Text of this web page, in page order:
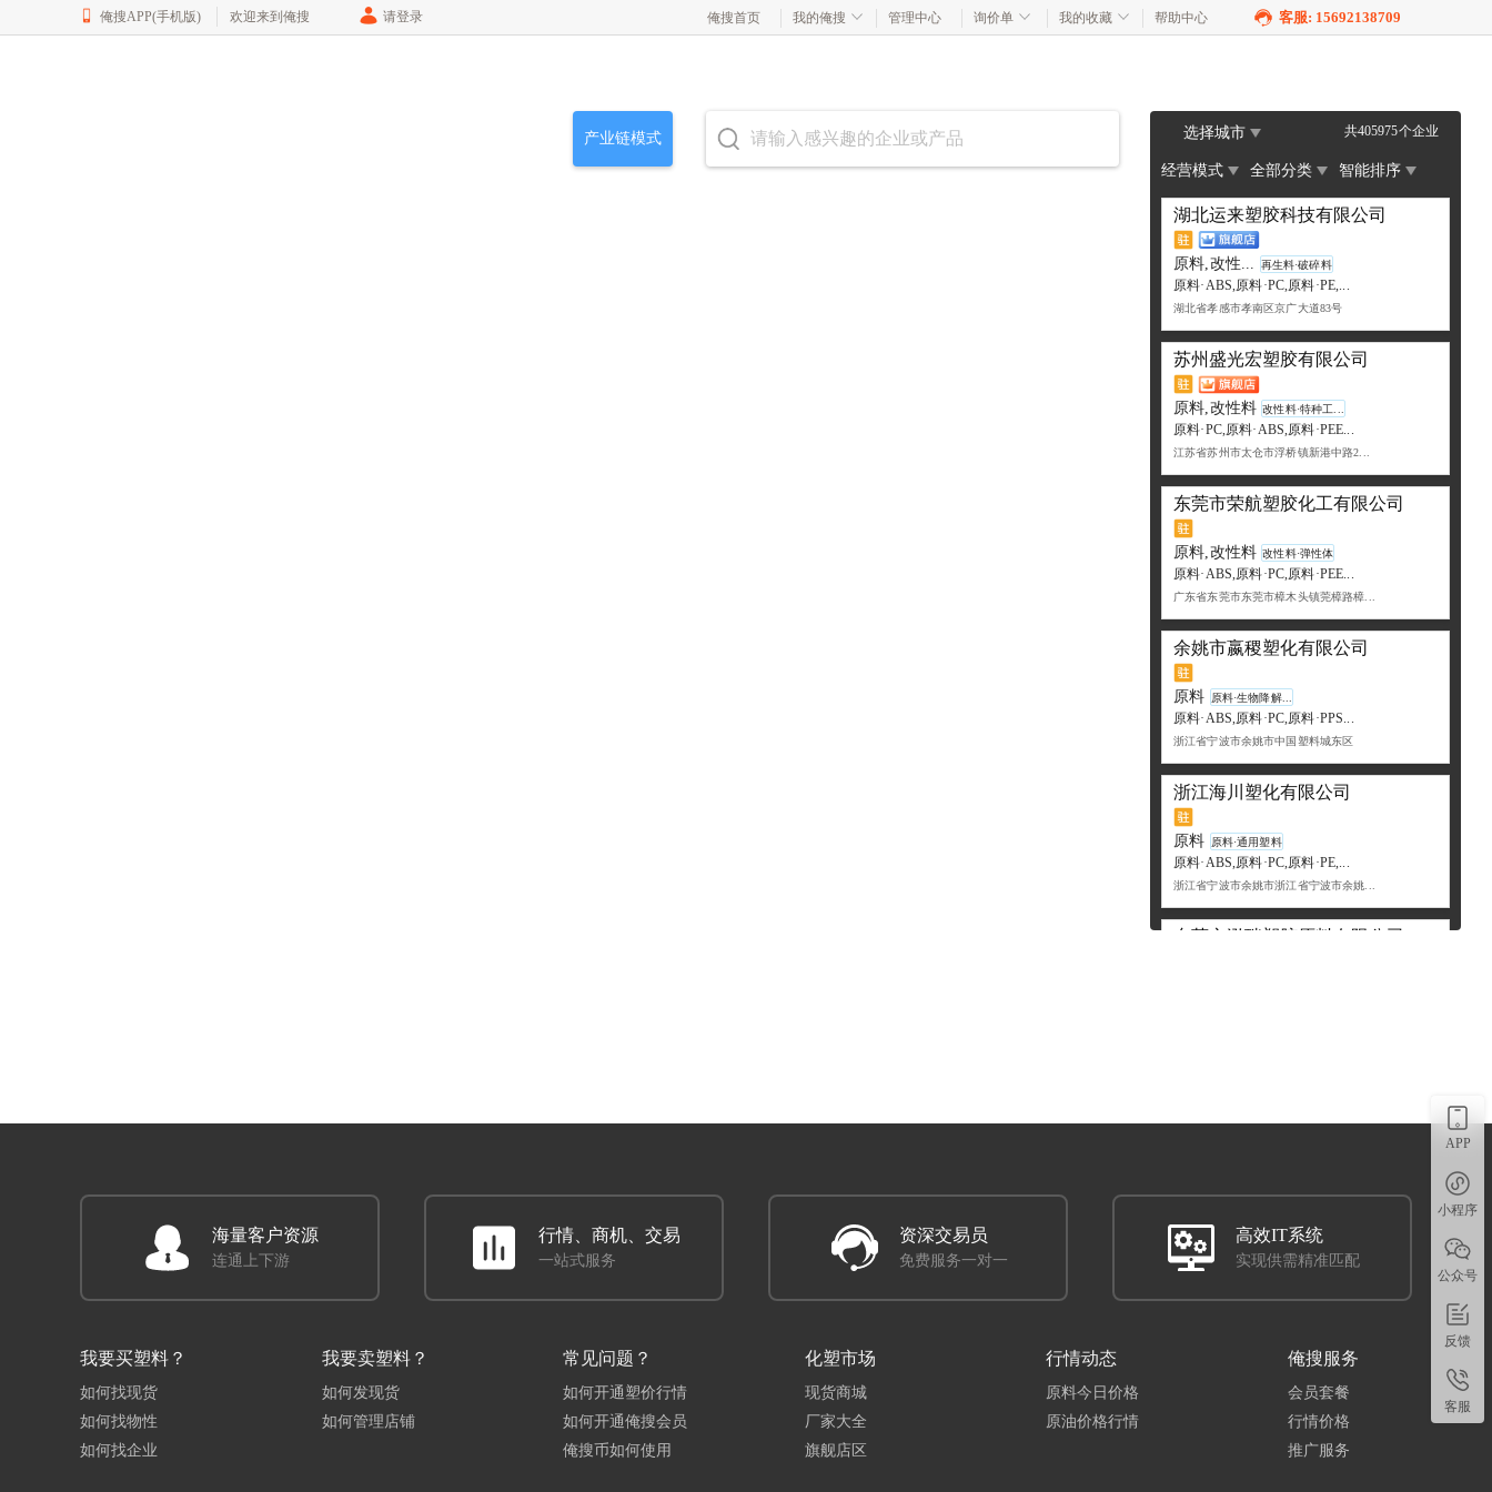
俺搜APP(手机版) 欢迎来到俺搜 请登录 俺搜首页 我的俺搜 管理中心 询价单 我的收藏 帮助中心 客服: 15692138709
产业链模式 选择城市 共405975个企业
经营模式 全部分类 智能排序
湖北运来塑胶科技有限公司
原料,改性... 再生料·破碎料
原料·ABS,原料·PC,原料·PE,...
湖北省孝感市孝南区京广大道83号
苏州盛光宏塑胶有限公司
原料,改性料 改性料·特种工...
原料·PC,原料·ABS,原料·PEE...
江苏省苏州市太仓市浮桥镇新港中路2...
东莞市荣航塑胶化工有限公司
原料,改性料 改性料·弹性体
原料·ABS,原料·PC,原料·PEE...
广东省东莞市东莞市樟木头镇莞樟路樟...
余姚市嬴稷塑化有限公司
原料 原料·生物降解...
原料·ABS,原料·PC,原料·PPS...
浙江省宁波市余姚市中国塑料城东区
浙江海川塑化有限公司
原料 原料·通用塑料
原料·ABS,原料·PC,原料·PE,...
浙江省宁波市余姚市浙江省宁波市余姚...
东莞市泓瑞塑胶原料有限公司
余姚市双和盛塑化有限公司
原料,改性...
改性料·PES,原料·PC,原料·AB...
东莞市华钻塑胶原料有限公司
改性料·通用塑料
再生料·通用塑料,改性料·PP
APP
小程序
公众号
反馈
客服
海量客户资源
连通上下游
行情、商机、交易
一站式服务
资深交易员
免费服务一对一
高效IT系统
实现供需精准匹配
我要买塑料？
如何找现货
如何找物性
如何找企业
我要卖塑料？
如何发现货
如何管理店铺
常见问题？
如何开通塑价行情
如何开通俺搜会员
俺搜币如何使用
化塑市场
现货商城
厂家大全
旗舰店区
行情动态
原料今日价格
原油价格行情
俺搜服务
会员套餐
行情价格
推广服务